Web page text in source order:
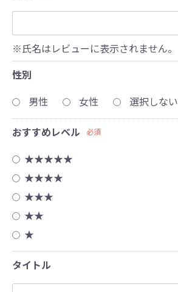
※氏名はレビューに表示されません。
性別
男性
女性 選択しない
おすすめレベル 必須
★★★★★
★★★★
★★★
★★
★
タイトル